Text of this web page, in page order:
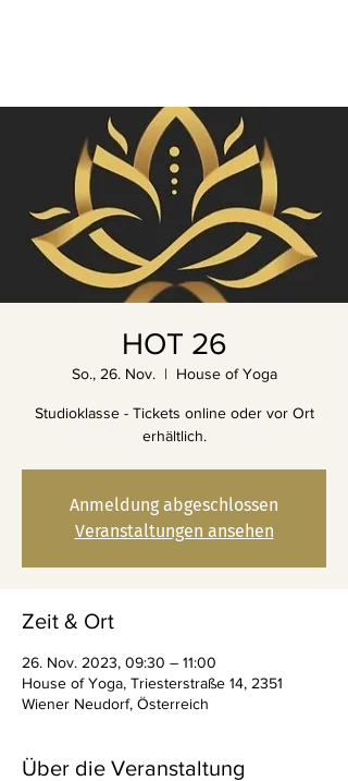
HOT 26
So., 26. Nov.
  |
House of Yoga
Studioklasse - Tickets online oder vor Ort
erhältlich.
Anmeldung abgeschlossen
Veranstaltungen ansehen
Zeit & Ort
26. Nov. 2023, 09:30 – 11:00
House of Yoga, Triesterstraße 14, 2351
Wiener Neudorf, Österreich
Über die Veranstaltung